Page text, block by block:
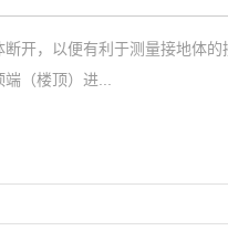
开，以便有利于测量接地体
（楼顶）进...